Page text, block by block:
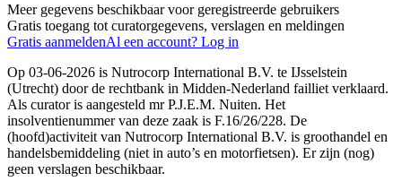
Meer gegevens beschikbaar voor geregistreerde gebruikers
Gratis toegang tot curatorgegevens, verslagen en meldingen
Gratis aanmeldenAl een account? Log in
Op 03-06-2026 is Nutrocorp International B.V. te IJsselstein
(Utrecht) door de rechtbank in Midden-Nederland failliet verklaard.
Als curator is aangesteld mr P.J.E.M. Nuiten. Het
insolventienummer van deze zaak is F.16/26/228. De
(hoofd)activiteit van Nutrocorp International B.V. is groothandel en
handelsbemiddeling (niet in auto’s en motorfietsen). Er zijn (nog)
geen verslagen beschikbaar.